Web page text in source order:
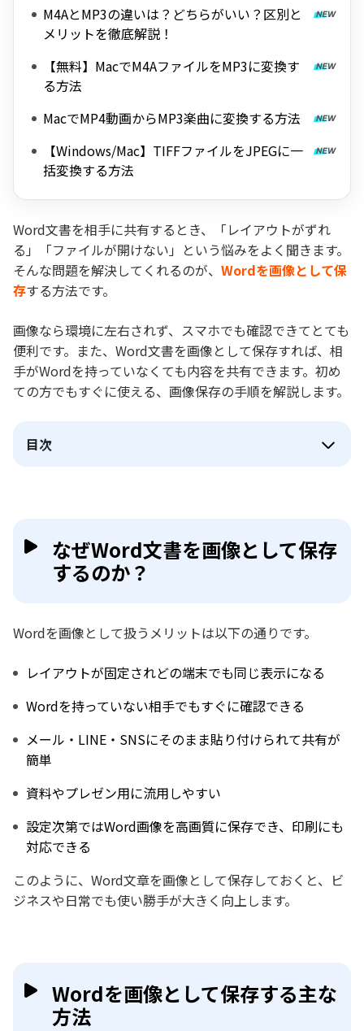
M4AとMP3の違いは？どちらがいい？区別と
メリットを徹底解説！
【無料】MacでM4AファイルをMP3に変換す
る方法
MacでMP4動画からMP3楽曲に変換する方法
【Windows/Mac】TIFFファイルをJPEGに一
括変換する方法
Word文書を相手に共有するとき、「レイアウトがずれ
る」「ファイルが開けない」という悩みをよく聞きます。
そんな問題を解決してくれるのが、 Wordを画像として保
存する方法です。
画像なら環境に左右されず、スマホでも確認できてとても
便利です。また、Word文書を画像として保存すれば、相
手がWordを持っていなくても内容を共有できます。初め
ての方でもすぐに使える、画像保存の手順を解説します。
目次
なぜWord文書を画像として保存
するのか？
Wordを画像として扱うメリットは以下の通りです。
レイアウトが固定されどの端末でも同じ表示になる
Wordを持っていない相手でもすぐに確認できる
メール・LINE・SNSにそのまま貼り付けられて共有が
簡単
資料やプレゼン用に流用しやすい
設定次第ではWord画像を高画質に保存でき、印刷にも
対応できる
このように、Word文章を画像として保存しておくと、ビ
ジネスや日常でも使い勝手が大きく向上します。
Wordを画像として保存する主な
方法